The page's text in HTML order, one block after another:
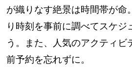
が織りなす絶景は時間帯が命
り時刻を事前に調べてスケジ
う。また、人気のアクティビ
前予約を忘れずに。